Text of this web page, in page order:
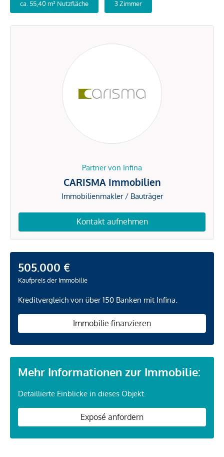
ca. 55,40 m² Nutzfläche 3 Zimmer
Partner von Infina
CARISMA Immobilien
Immobilienmakler / Bauträger
Kontakt aufnehmen
505.000 €
Kaufpreis der Immobilie
Kreditvergleich von über 150 Banken mit Infina.
Immobilie finanzieren
Mehr Informationen zur Immobilie:
Detaillierte Einblicke in dieses Objekt.
Exposé anfordern